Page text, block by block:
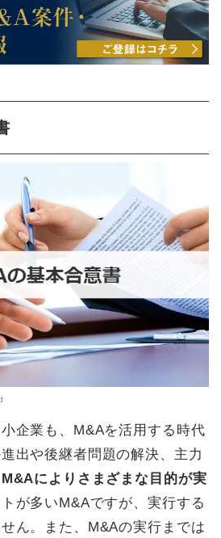
企業も、M&Aを活用する時代
出や後継者問題の解決、主力
M&Aによりさまざまな目的が実
が多いM&Aですが、実行する
ん。また、M&Aの実行までは